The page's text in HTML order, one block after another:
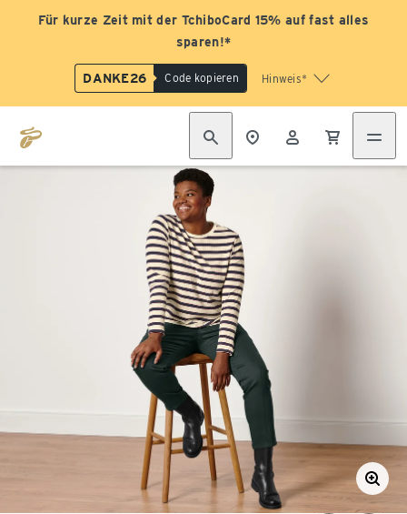
Für kurze Zeit mit der TchiboCard 15% auf fast alles
sparen!*
DANKE26 Code kopieren Hinweis*